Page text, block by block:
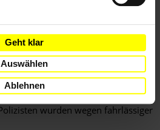
Geht klar
Auswählen
Ablehnen
hatte, in der sie die Umstände
der Menschenrechtsanwalt Tahir
erschossen worden war,
gegen drei Polizisten und ein
bewaffneten Kurdischen
wurden wegen fahrlässiger